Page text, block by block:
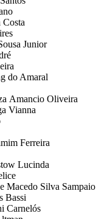
Junior
do Amaral
Amancio Oliveira
Vianna
Ferreira
Lucinda
Macedo Silva Sampaio
Bassi
Carnelós